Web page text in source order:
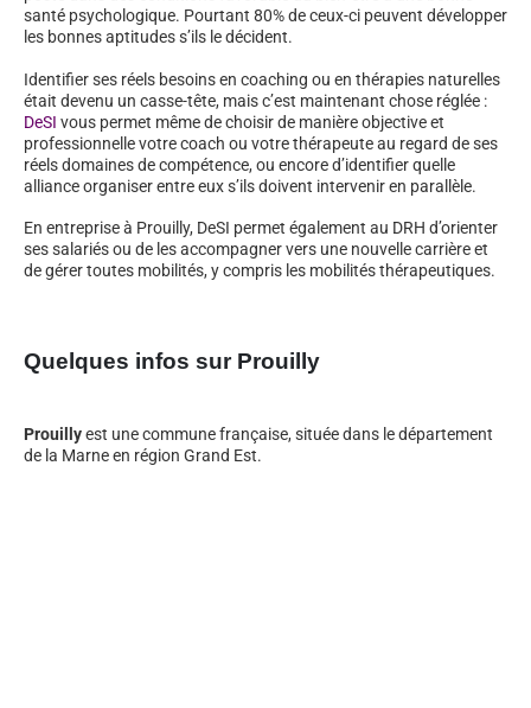
santé psychologique. Pourtant 80% de ceux-ci peuvent développer
les bonnes aptitudes s’ils le décident.
Identifier ses réels besoins en coaching ou en thérapies naturelles
était devenu un casse-tête, mais c’est maintenant chose réglée :
DeSI vous permet même de choisir de manière objective et
professionnelle votre coach ou votre thérapeute au regard de ses
réels domaines de compétence, ou encore d’identifier quelle
alliance organiser entre eux s’ils doivent intervenir en parallèle.
En entreprise à Prouilly, DeSI permet également au DRH d’orienter
ses salariés ou de les accompagner vers une nouvelle carrière et
de gérer toutes mobilités, y compris les mobilités thérapeutiques.
Quelques infos sur Prouilly
Prouillyest une commune française, située dans le département
de la Marne en région Grand Est.